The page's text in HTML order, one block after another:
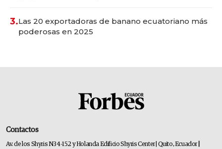
3.Las 20 exportadoras de banano ecuatoriano más
poderosas en 2025
Contactos
Av. de los Shyris N34-152 y Holanda Edificio Shyris Center | Quito, Ecuador